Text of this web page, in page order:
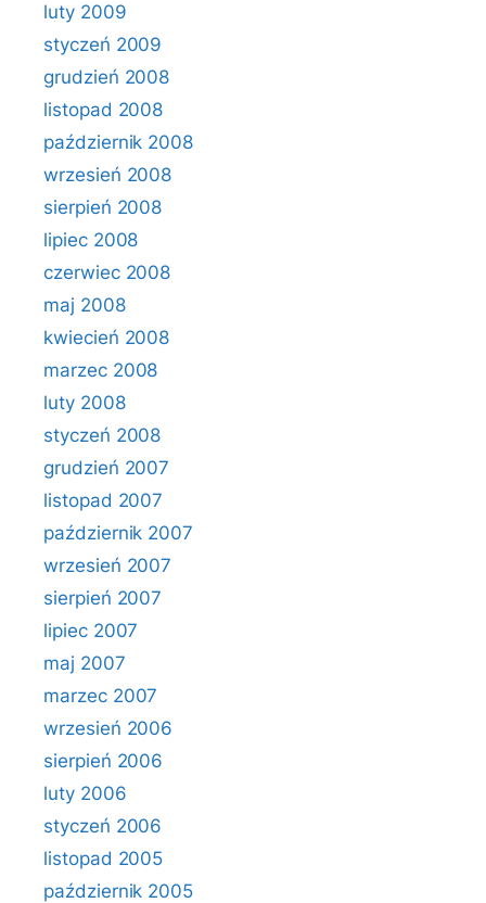
luty 2009
styczeń 2009
grudzień 2008
listopad 2008
październik 2008
wrzesień 2008
sierpień 2008
lipiec 2008
czerwiec 2008
maj 2008
kwiecień 2008
marzec 2008
luty 2008
styczeń 2008
grudzień 2007
listopad 2007
październik 2007
wrzesień 2007
sierpień 2007
lipiec 2007
maj 2007
marzec 2007
wrzesień 2006
sierpień 2006
luty 2006
styczeń 2006
listopad 2005
październik 2005